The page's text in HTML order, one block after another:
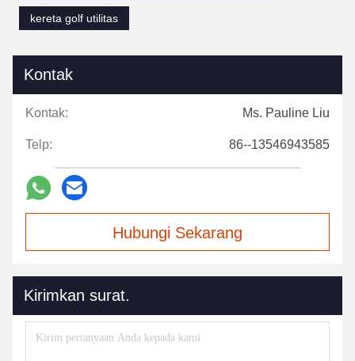
kereta golf utilitas
Kontak
Kontak: Ms. Pauline Liu
Telp: 86--13546943585
Hubungi Sekarang
Kirimkan surat.